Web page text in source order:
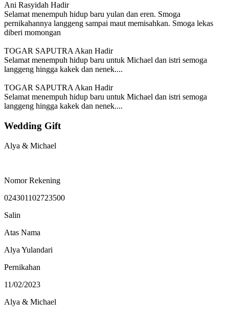
Ani Rasyidah Hadir
Selamat menempuh hidup baru yulan dan eren. Smoga
pernikahannya langgeng sampai maut memisahkan. Smoga lekas
diberi momongan
TOGAR SAPUTRA Akan Hadir
Selamat menempuh hidup baru untuk Michael dan istri semoga
langgeng hingga kakek dan nenek....
TOGAR SAPUTRA Akan Hadir
Selamat menempuh hidup baru untuk Michael dan istri semoga
langgeng hingga kakek dan nenek....
Wedding Gift
Alya & Michael
Nomor Rekening
024301102723500
Salin
Atas Nama
Alya Yulandari
Pernikahan
11/02/2023
Alya & Michael